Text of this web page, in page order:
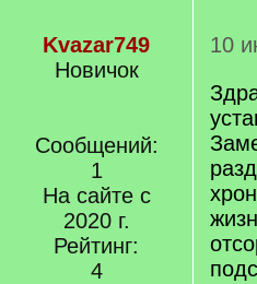
Kvazar749
Новичок
Сообщений:
1
На сайте с
2020 г.
Рейтинг:
4
10